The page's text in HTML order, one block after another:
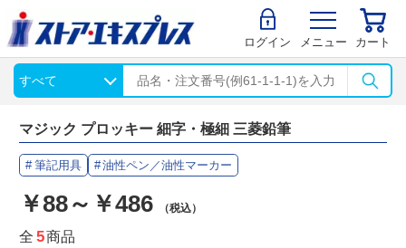
ログイン メニュー カート
マジック プロッキー 細字・極細 三菱鉛筆
筆記用具 油性ペン／油性マーカー
￥88～￥486 （税込）
全 5商品